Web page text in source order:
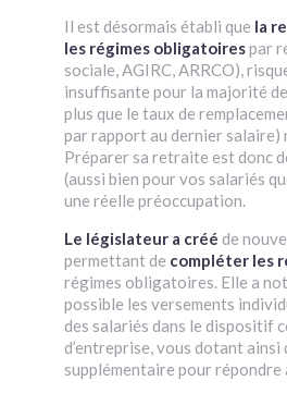
Il est désormais établi que la
les régimes obligatoirespar
sociale, AGIRC, ARRCO),
insuffisante pour la majorité
plus que le taux de
par rapport au dernier salaire)
Préparer sa retraite est donc
(aussi bien pour vos salariés
une réelle préoccupation.
Le législateur a créé de
permettant de compléter les
régimes obligatoires. Elle a
possible les versements
des salariés dans le dispositif
d’entreprise, vous dotant ainsi
supplémentaire pour répondre